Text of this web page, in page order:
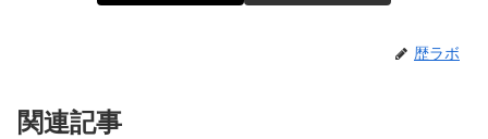
歴ラボ
関連記事